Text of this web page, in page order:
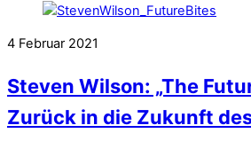
4 Februar 2021
Steven Wilson: „The
Zurück in die Zukunft